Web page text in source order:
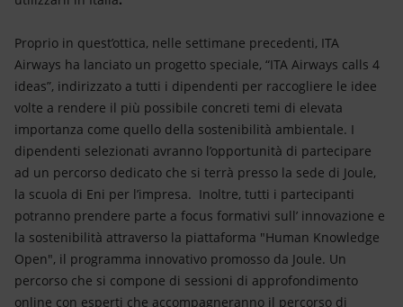
Proprio in quest’ottica, nelle settimane precedenti, ITA
Airways ha lanciato un progetto speciale, “ITA Airways calls 4
ideas”, indirizzato a tutti i dipendenti per raccogliere le idee
volte a rendere il più possibile concreti temi di elevata
importanza come quello della sostenibilità ambientale. I
dipendenti selezionati avranno l’opportunità di partecipare
ad un percorso dedicato che si terrà presso la sede di Joule,
la scuola di Eni per l’impresa. Inoltre, tutti i partecipanti
potranno prendere parte a focus formativi sull’ innovazione e
la sostenibilità attraverso la piattaforma "Human Knowledge
Open", il programma innovativo promosso da Joule. Un
percorso che si compone di sessioni di approfondimento
online con esperti che accompagneranno il percorso di